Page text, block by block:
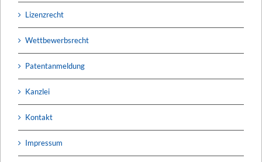
Lizenzrecht
Wettbewerbsrecht
Patentanmeldung
Kanzlei
Kontakt
Impressum